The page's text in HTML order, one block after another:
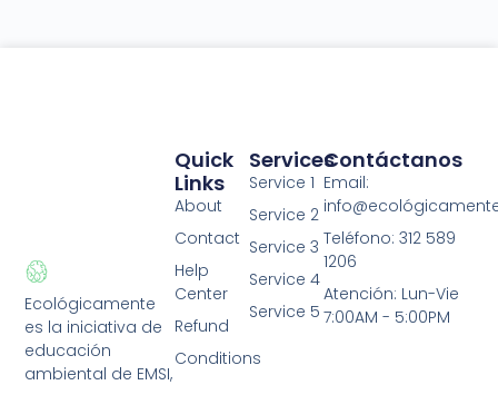
Ecológicamente
es la iniciativa de
educación
ambiental de EMSI,
Services
Service 1
Service 2
Service 3
Service 4
Service 5
Quick
Links
About
Contact
Help
Center
Refund
Conditions
Contáctanos
Email:
Teléfono: 312 589
1206
Atención: Lun-Vie
7:00AM - 5:00PM